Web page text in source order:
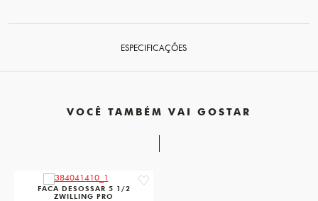
ESPECIFICAÇÕES
VOCÊ TAMBÉM VAI GOSTAR
favorite
FACA DESOSSAR 5 1/2
ZWILLING PRO